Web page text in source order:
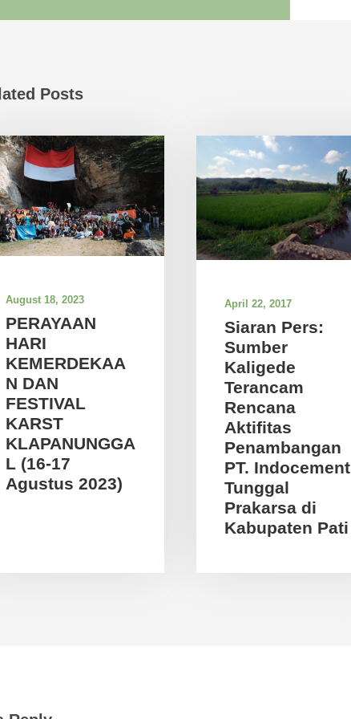
Posts
August 18, 2023
PERAYAAN
HARI
KEMERDEKAA
N DAN
FESTIVAL
KARST
KLAPANUNGGA
L (16-17
Agustus 2023)
April 22, 2017
Siaran Pers:
Sumber
Kaligede
Terancam
Rencana
Aktifitas
Penambangan
PT. Indocement
Tunggal
Prakarsa di
Kabupaten Pati